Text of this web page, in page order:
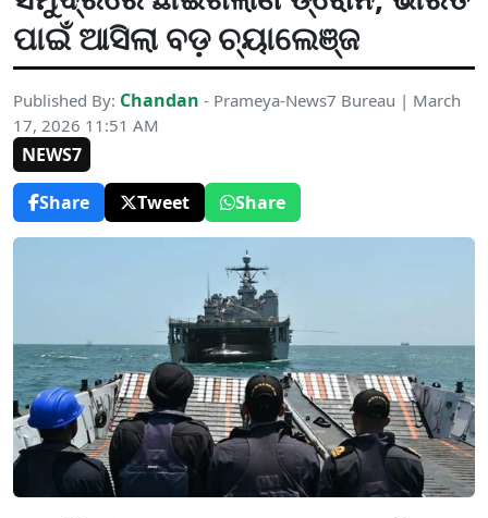
ପାଇଁ ଆସିଲା ବଡ଼ ଚ୍ୟାଲେଞ୍ଜ
Published By: Chandan - Prameya-News7 Bureau | March
17, 2026 11:51 AM
NEWS7
Share
Tweet Share